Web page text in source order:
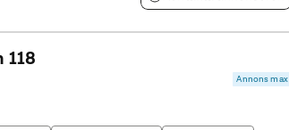
118
Annons max